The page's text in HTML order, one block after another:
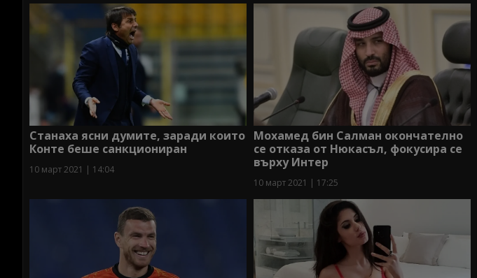
Станаха ясни думите, заради които
Конте беше санкциониран
10 март 2021 | 14:04
Мохамед бин Салман окончателно
се отказа от Нюкасъл, фокусира се
върху Интер
10 март 2021 | 17:25